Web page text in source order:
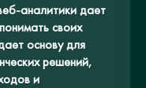
аналитики дает
своих
основу для
решений,
и